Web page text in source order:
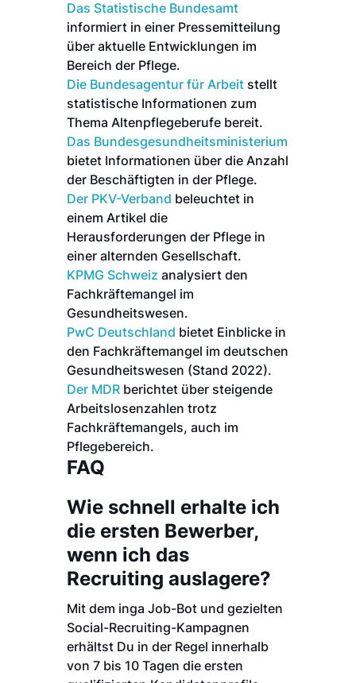
Das Statistische Bundesamt
informiert in einer Pressemitteilung
über aktuelle Entwicklungen im
Bereich der Pflege.
Die Bundesagentur für Arbeit stellt
statistische Informationen zum
Thema Altenpflegeberufe bereit.
Das Bundesgesundheitsministerium
bietet Informationen über die Anzahl
der Beschäftigten in der Pflege.
Der PKV-Verband beleuchtet in
einem Artikel die
Herausforderungen der Pflege in
einer alternden Gesellschaft.
KPMG Schweiz analysiert den
Fachkräftemangel im
Gesundheitswesen.
PwC Deutschland bietet Einblicke in
den Fachkräftemangel im deutschen
Gesundheitswesen (Stand 2022).
Der MDR berichtet über steigende
Arbeitslosenzahlen trotz
Fachkräftemangels, auch im
Pflegebereich.
FAQ
Wie schnell erhalte ich
die ersten Bewerber,
wenn ich das
Recruiting auslagere?
Mit dem inga Job-Bot und gezielten
Social-Recruiting-Kampagnen
erhältst Du in der Regel innerhalb
von 7 bis 10 Tagen die ersten